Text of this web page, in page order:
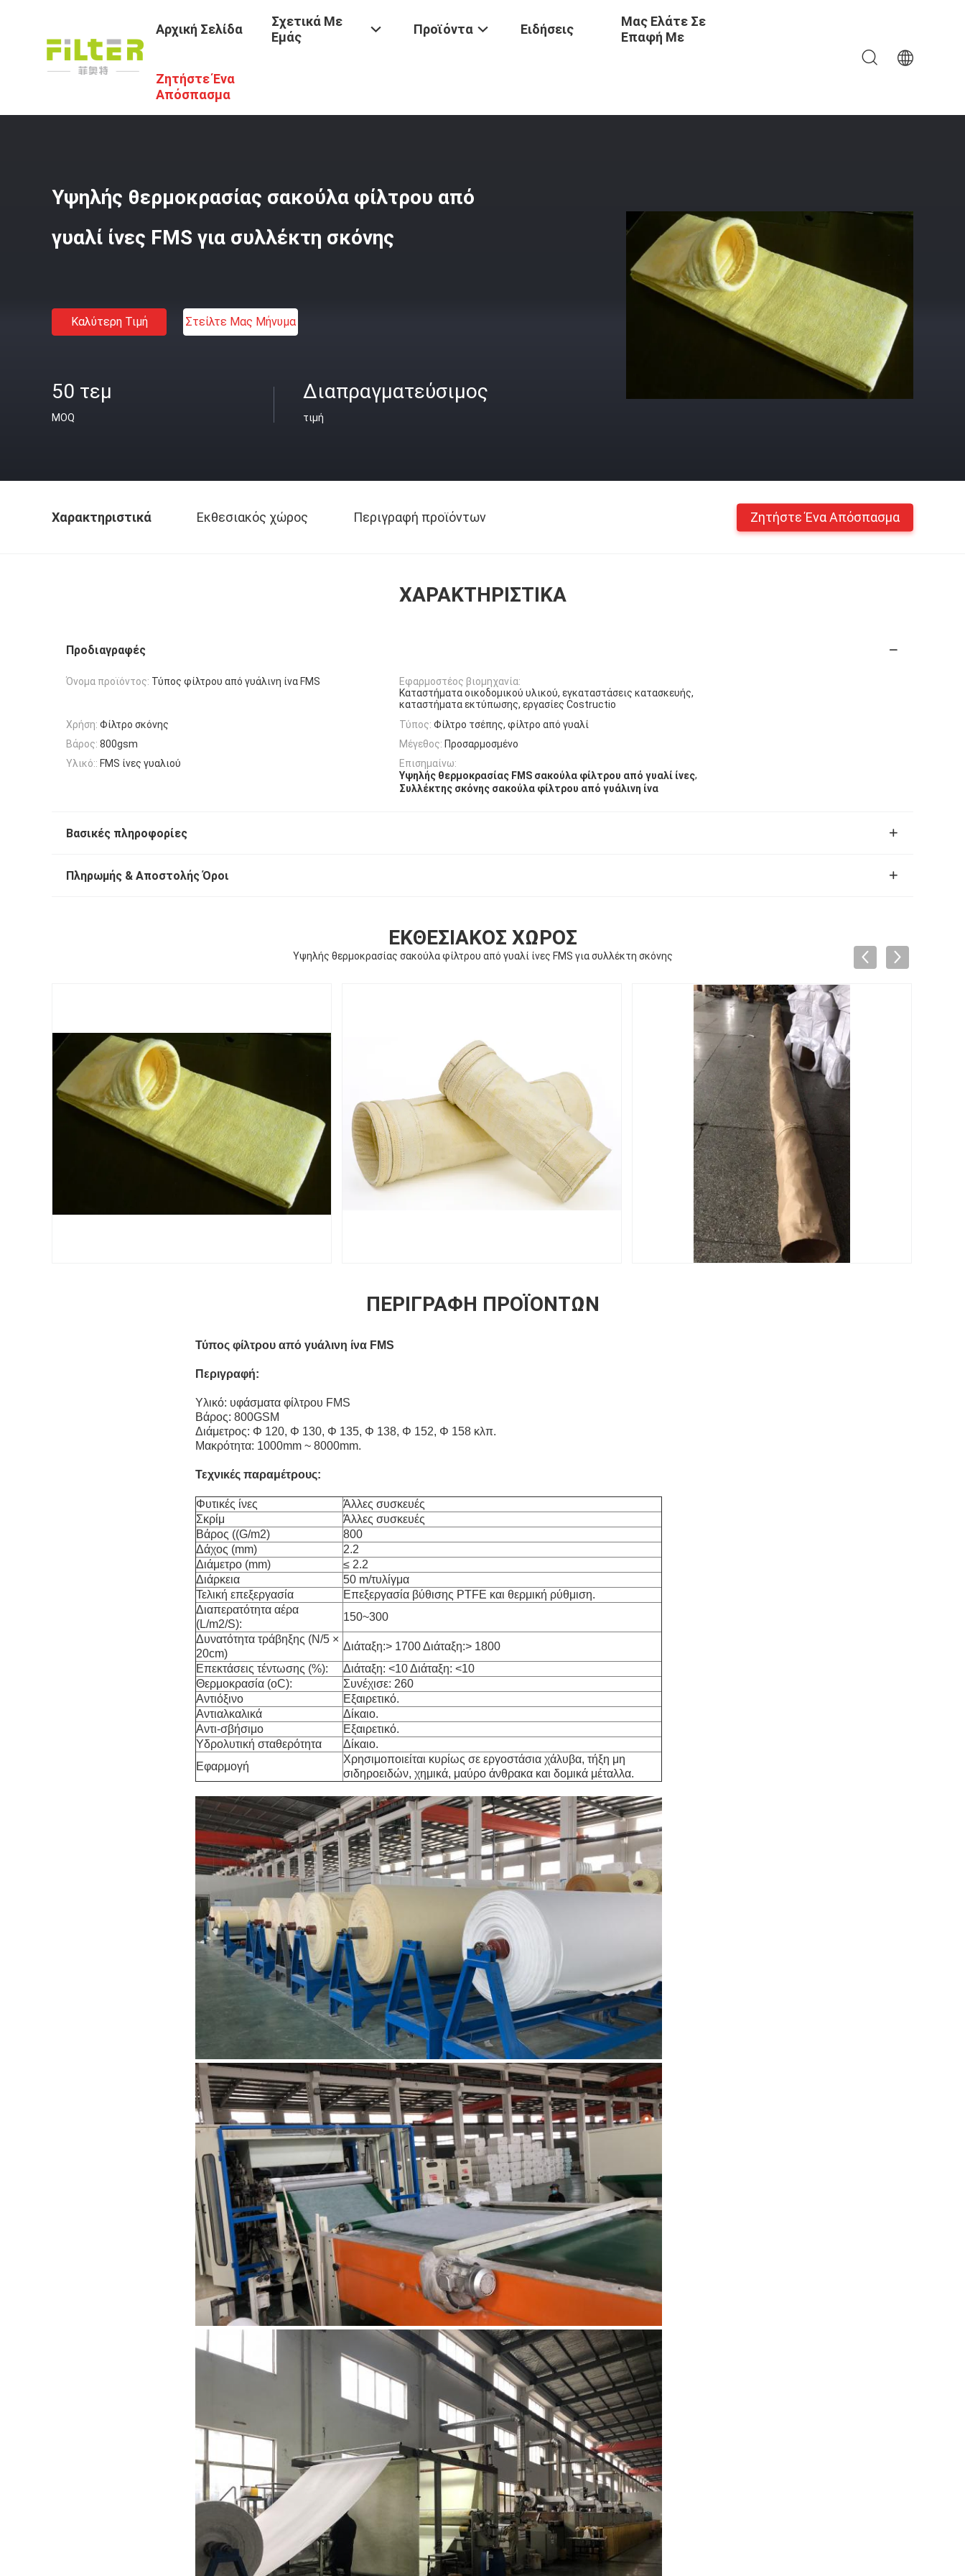
Αρχική Σελίδα
Σχετικά Με
Εμάς
Προϊόντα Ειδήσεις
Μας Ελάτε Σε
Επαφή Με
Ζητήστε Ένα
Απόσπασμα
Αρχική Σελίδα Προϊόντα / Σακούλες Φίλτρου Συλλογής Σκόνης
Υψηλής θερμοκρασίας σακούλα φίλτρου από
γυαλί ίνες FMS για συλλέκτη σκόνης
Καλύτερη Τιμή Στείλτε Μας Μήνυμα
50 τεμ
MOQ
Διαπραγματεύσιμος
τιμή
Χαρακτηριστικά Εκθεσιακός χώρος Περιγραφή προϊόντων Ζητήστε Ένα Απόσπασμα
ΧΑΡΑΚΤΗΡΙΣΤΙΚΆ
Προδιαγραφές
Όνομα προϊόντος: Τύπος φίλτρου από γυάλινη ίνα FMS
Εφαρμοστέος βιομηχανία:
Καταστήματα οικοδομικού υλικού, εγκαταστάσεις κατασκευής,
καταστήματα εκτύπωσης, εργασίες Costructio
Χρήση: Φίλτρο σκόνης Τύπος: Φίλτρο τσέπης, φίλτρο από γυαλί
Βάρος: 800gsm Μέγεθος: Προσαρμοσμένο
Υλικό:: FMS ίνες γυαλιού
Επισημαίνω:
Υψηλής θερμοκρασίας FMS σακούλα φίλτρου από γυαλί ίνες,
Συλλέκτης σκόνης σακούλα φίλτρου από γυάλινη ίνα
Βασικές πληροφορίες
Πληρωμής & Αποστολής Όροι
ΕΚΘΕΣΙΑΚΌΣ ΧΏΡΟΣ
Υψηλής θερμοκρασίας σακούλα φίλτρου από γυαλί ίνες FMS για συλλέκτη σκόνης
ΠΕΡΙΓΡΑΦΉ ΠΡΟΪΌΝΤΩΝ
Τύπος φίλτρου από γυάλινη ίνα FMS
Περιγραφή:
Υλικό: υφάσματα φίλτρου FMS
Βάρος: 800GSM
Διάμετρος: Φ 120, Φ 130, Φ 135, Φ 138, Φ 152, Φ 158 κλπ.
Μακρότητα: 1000mm ~ 8000mm.
Τεχνικές παραμέτρους:
Φυτικές ίνες
Άλλες συσκευές
Σκρίμ
Άλλες συσκευές
Βάρος ((G/m2)
800
Δάχος (mm)
2.2
Διάμετρο (mm)
≤ 2.2
Διάρκεια
50 m/τυλίγμα
Τελική επεξεργασία
Επεξεργασία βύθισης PTFE και θερμική ρύθμιση.
Διαπερατότητα αέρα
(L/m2/S):
150~300
Δυνατότητα τράβηξης (N/5 ×
20cm)
Διάταξη:> 1700 Διάταξη:> 1800
Επεκτάσεις τέντωσης (%):
Διάταξη: <10 Διάταξη: <10
Θερμοκρασία (oC):
Συνέχισε: 260
Αντιόξινο
Εξαιρετικό.
Αντιαλκαλικά
Δίκαιο.
Αντι-σβήσιμο
Εξαιρετικό.
Υδρολυτική σταθερότητα
Δίκαιο.
Εφαρμογή
Χρησιμοποιείται κυρίως σε εργοστάσια χάλυβα, τήξη μη
σιδηροειδών, χημικά, μαύρο άνθρακα και δομικά μέταλλα.